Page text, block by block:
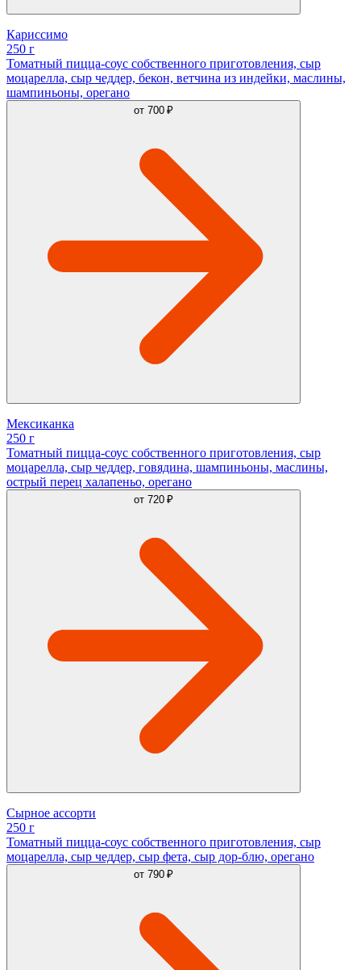
Кариссимо
250 г
Томатный пицца-соус собственного приготовления, сыр
моцарелла, сыр чеддер, бекон, ветчина из индейки, маслины,
шампиньоны, орегано
от 700 ₽
Мексиканка
250 г
Томатный пицца-соус собственного приготовления, сыр
моцарелла, сыр чеддер, говядина, шампиньоны, маслины,
острый перец халапеньо, орегано
от 720 ₽
Сырное ассорти
250 г
Томатный пицца-соус собственного приготовления, сыр
моцарелла, сыр чеддер, сыр фета, сыр дор-блю, орегано
от 790 ₽